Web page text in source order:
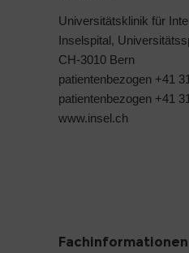
Universitätsklinik für
Inselspital,
CH-3010 Bern
patientenbezogen +41
patientenbezogen +41
www.insel.ch
Fachinformationen